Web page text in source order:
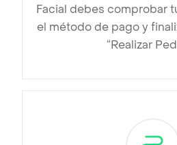
Facial debes comprobar
el método de pago y
“Realizar